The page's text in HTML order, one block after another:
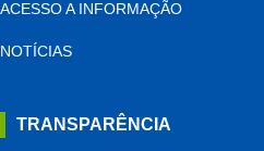
ACESSO A INFORMAÇÃO
NOTÍCIAS
TRANSPARÊNCIA